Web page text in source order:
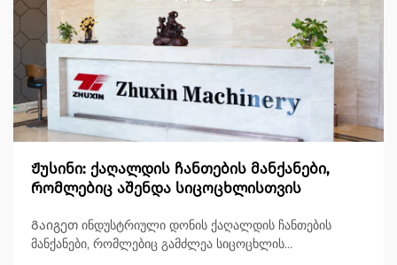
Ჟუსინი: ქაღალდის ჩანთების მანქანები,
რომლებიც აშენდა სიცოცხლისთვის
Გაიგეთ ინდუსტრიული დონის ქაღალდის ჩანთების
მანქანები, რომლებიც გამძლეა სიცოცხლის